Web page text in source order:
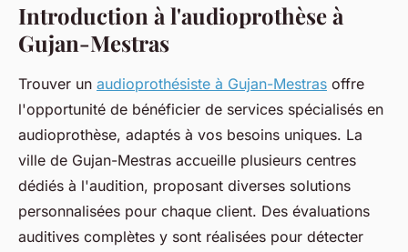
Introduction à l'audioprothèse à
Gujan-Mestras
Trouver un audioprothésiste à Gujan-Mestras offre
l'opportunité de bénéficier de services spécialisés en
audioprothèse, adaptés à vos besoins uniques. La
ville de Gujan-Mestras accueille plusieurs centres
dédiés à l'audition, proposant diverses solutions
personnalisées pour chaque client. Des évaluations
auditives complètes y sont réalisées pour détecter